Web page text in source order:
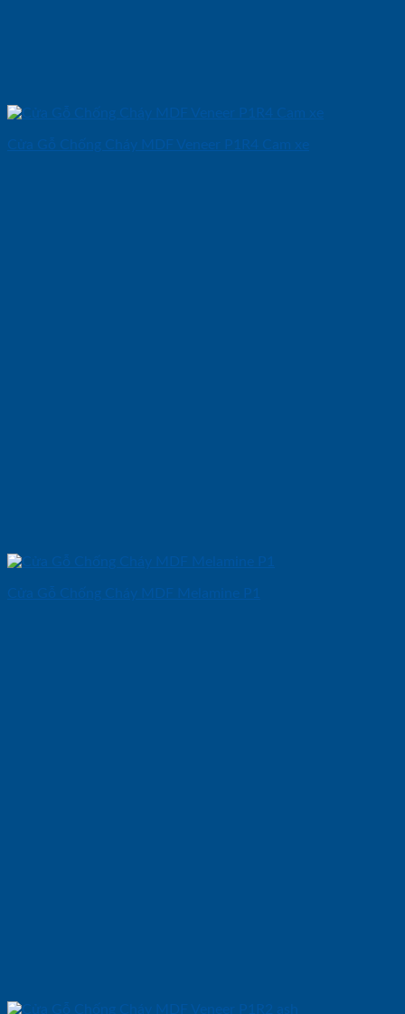
Cửa Gỗ Chống Cháy MDF Veneer P1R4 Cam xe
Cửa Gỗ Chống Cháy MDF Melamine P1